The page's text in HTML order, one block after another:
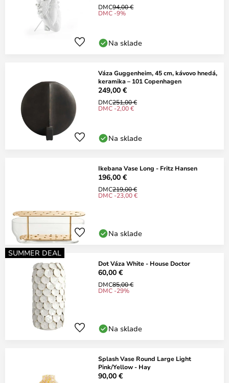
DMC94,00 €
DMC -9%
Na sklade
Váza Guggenheim, 45 cm, kávovo hnedá,
keramika – 101 Copenhagen
249,00 €
DMC251,00 €
DMC -2,00 €
Na sklade
Ikebana Vase Long - Fritz Hansen
196,00 €
DMC219,00 €
DMC -23,00 €
Na sklade
SUMMER DEAL
Dot Váza White - House Doctor
60,00 €
DMC85,00 €
DMC -29%
Na sklade
Splash Vase Round Large Light
Pink/Yellow - Hay
90,00 €